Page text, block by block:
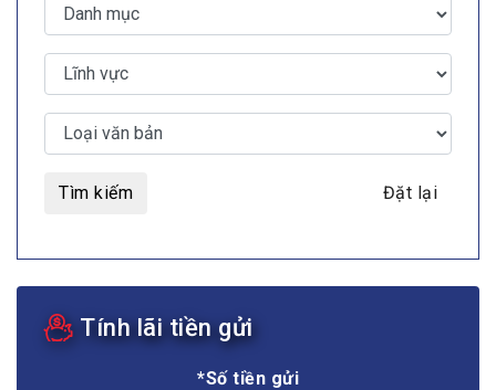
Tìm kiếm Đặt lại
Tính lãi tiền gửi
*Số tiền gửi